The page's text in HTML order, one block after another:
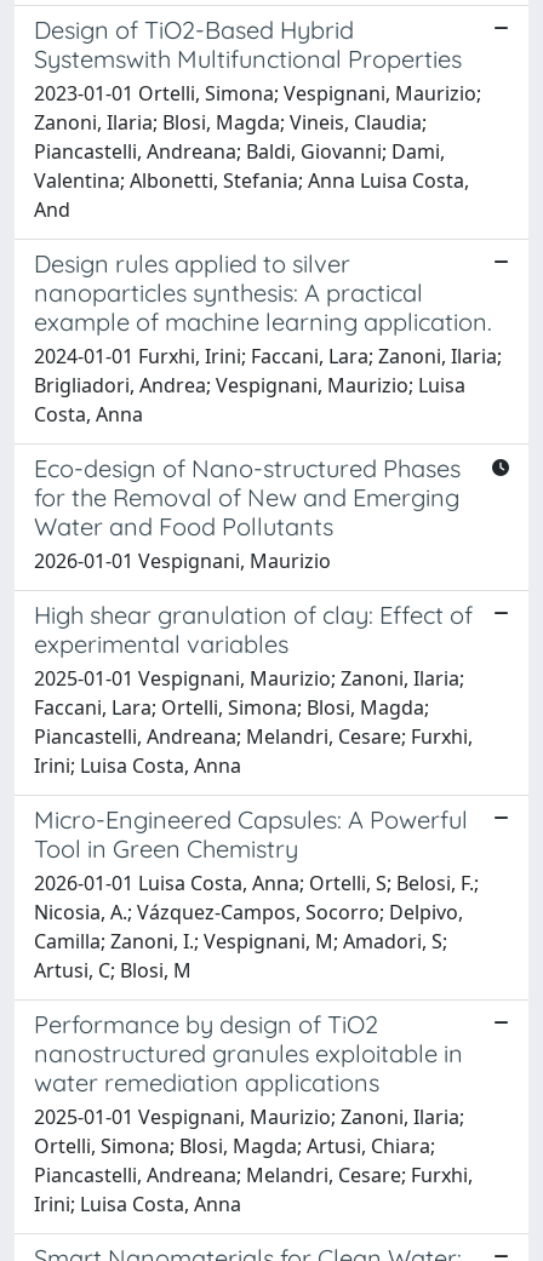
Design of TiO2-Based Hybrid
Systemswith Multifunctional Properties
2023-01-01 Ortelli, Simona; Vespignani, Maurizio;
Zanoni, Ilaria; Blosi, Magda; Vineis, Claudia;
Piancastelli, Andreana; Baldi, Giovanni; Dami,
Valentina; Albonetti, Stefania; Anna Luisa Costa,
And
Design rules applied to silver
nanoparticles synthesis: A practical
example of machine learning application.
2024-01-01 Furxhi, Irini; Faccani, Lara; Zanoni, Ilaria;
Brigliadori, Andrea; Vespignani, Maurizio; Luisa
Costa, Anna
Eco-design of Nano-structured Phases
for the Removal of New and Emerging
Water and Food Pollutants
2026-01-01 Vespignani, Maurizio
High shear granulation of clay: Effect of
experimental variables
2025-01-01 Vespignani, Maurizio; Zanoni, Ilaria;
Faccani, Lara; Ortelli, Simona; Blosi, Magda;
Piancastelli, Andreana; Melandri, Cesare; Furxhi,
Irini; Luisa Costa, Anna
Micro-Engineered Capsules: A Powerful
Tool in Green Chemistry
2026-01-01 Luisa Costa, Anna; Ortelli, S; Belosi, F.;
Nicosia, A.; Vázquez-Campos, Socorro; Delpivo,
Camilla; Zanoni, I.; Vespignani, M; Amadori, S;
Artusi, C; Blosi, M
Performance by design of TiO2
nanostructured granules exploitable in
water remediation applications
2025-01-01 Vespignani, Maurizio; Zanoni, Ilaria;
Ortelli, Simona; Blosi, Magda; Artusi, Chiara;
Piancastelli, Andreana; Melandri, Cesare; Furxhi,
Irini; Luisa Costa, Anna